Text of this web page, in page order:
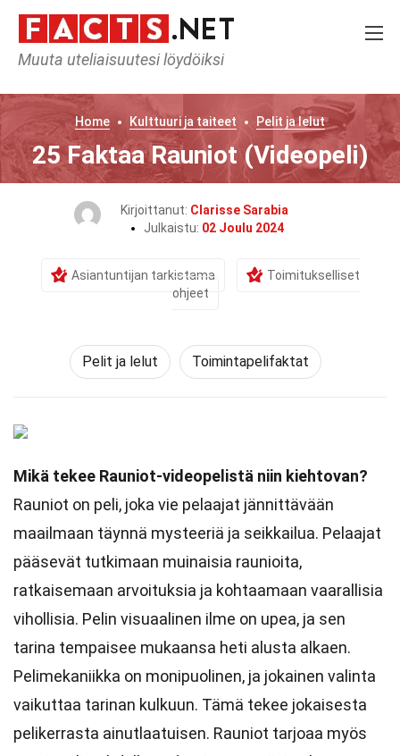
Muuta uteliaisuutesi löydöiksi
Home Kulttuuri ja taiteet Pelit ja lelut
25 Faktaa Rauniot (Videopeli)
Kirjoittanut: Clarisse Sarabia
Julkaistu: 02 Joulu 2024
Asiantuntijan tarkistama
Toimitukselliset
ohjeet
Pelit ja lelut Toimintapelifaktat
Mikä tekee Rauniot-videopelistä niin kiehtovan?
Rauniot on peli, joka vie pelaajat jännittävään
maailmaan täynnä mysteeriä ja seikkailua. Pelaajat
pääsevät tutkimaan muinaisia raunioita,
ratkaisemaan arvoituksia ja kohtaamaan vaarallisia
vihollisia. Pelin visuaalinen ilme on upea, ja sen
tarina tempaisee mukaansa heti alusta alkaen.
Pelimekaniikka on monipuolinen, ja jokainen valinta
vaikuttaa tarinan kulkuun. Tämä tekee jokaisesta
pelikerrasta ainutlaatuisen. Rauniot tarjoaa myös